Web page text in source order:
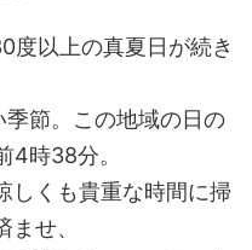
以上の真夏日が続き
節。この地域の日の
4時38分。
しくも貴重な時間に掃
ませ、